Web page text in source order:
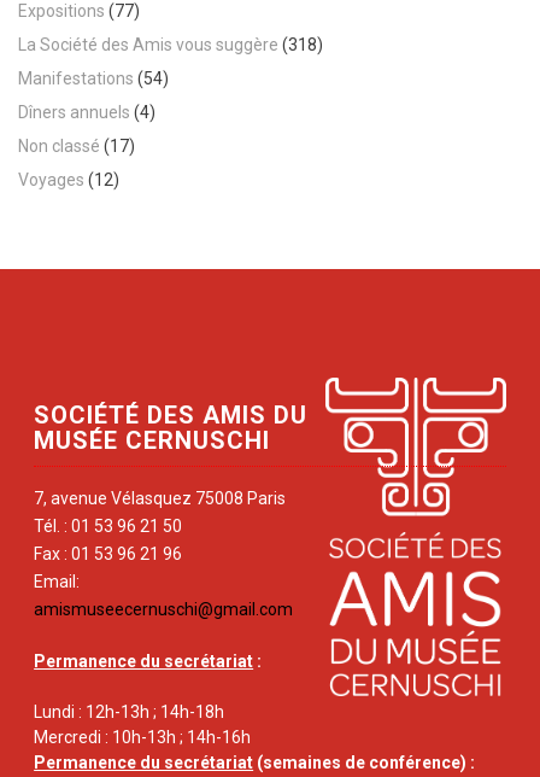
Expositions (77)
La Société des Amis vous suggère (318)
Manifestations (54)
Dîners annuels (4)
Non classé (17)
Voyages (12)
SOCIÉTÉ DES AMIS DU
MUSÉE CERNUSCHI
7, avenue Vélasquez 75008 Paris
Tél. : 01 53 96 21 50
Fax : 01 53 96 21 96
Email:
amismuseecernuschi@gmail.com
Permanence du secrétariat :
Lundi : 12h-13h ; 14h-18h
Mercredi : 10h-13h ; 14h-16h
Permanence du secrétariat (semaines de conférence) :